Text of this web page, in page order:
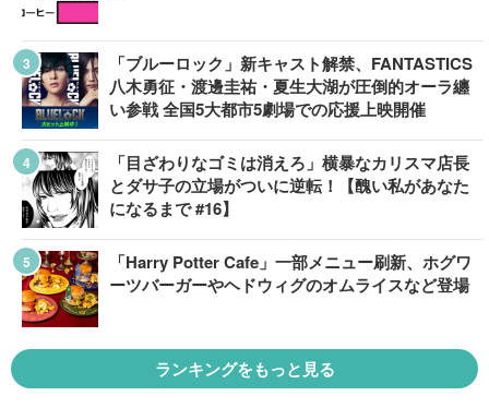
「ブルーロック」新キャスト解禁、FANTASTICS
八木勇征・渡邊圭祐・夏生大湖が圧倒的オーラ纏
い参戦 全国5大都市5劇場での応援上映開催
「目ざわりなゴミは消えろ」横暴なカリスマ店長
とダサ子の立場がついに逆転！【醜い私があなた
になるまで #16】
「Harry Potter Cafe」一部メニュー刷新、ホグワ
ーツバーガーやヘドウィグのオムライスなど登場
ランキングをもっと見る